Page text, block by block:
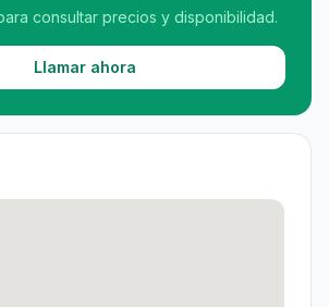
consultar precios y disponibilidad.
Llamar ahora